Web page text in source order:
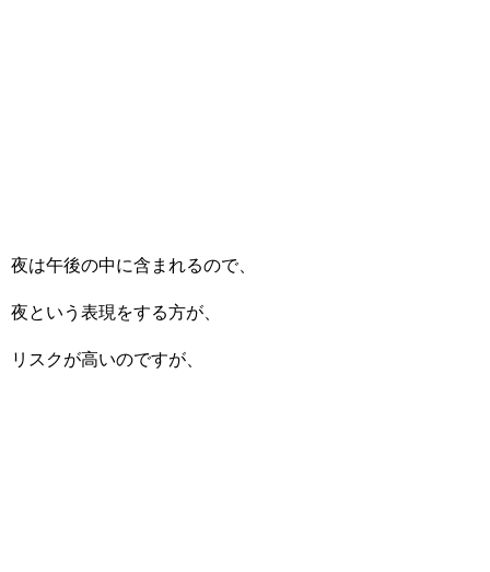
夜は午後の中に含まれるので、
夜という表現をする方が、
リスクが高いのですが、